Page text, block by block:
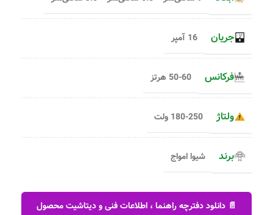
جریان 16 آمپر
فرکانس 50-60 هرتز
ولتاژ 180-250 ولت
برند شیوا امواج
📄 دانلود دفترچه راهنما ، اطلاعات فنی و دیتاشیت محصول